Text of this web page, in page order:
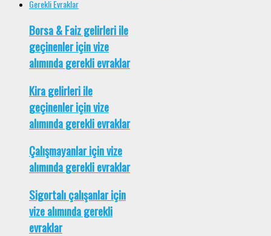
Gerekli Evraklar
Borsa & Faiz gelirleri ile
geçinenler için vize
alımında gerekli evraklar
Kira gelirleri ile
geçinenler için vize
alımında gerekli evraklar
Çalışmayanlar için vize
alımında gerekli evraklar
Sigortalı çalışanlar için
vize alımında gerekli
evraklar